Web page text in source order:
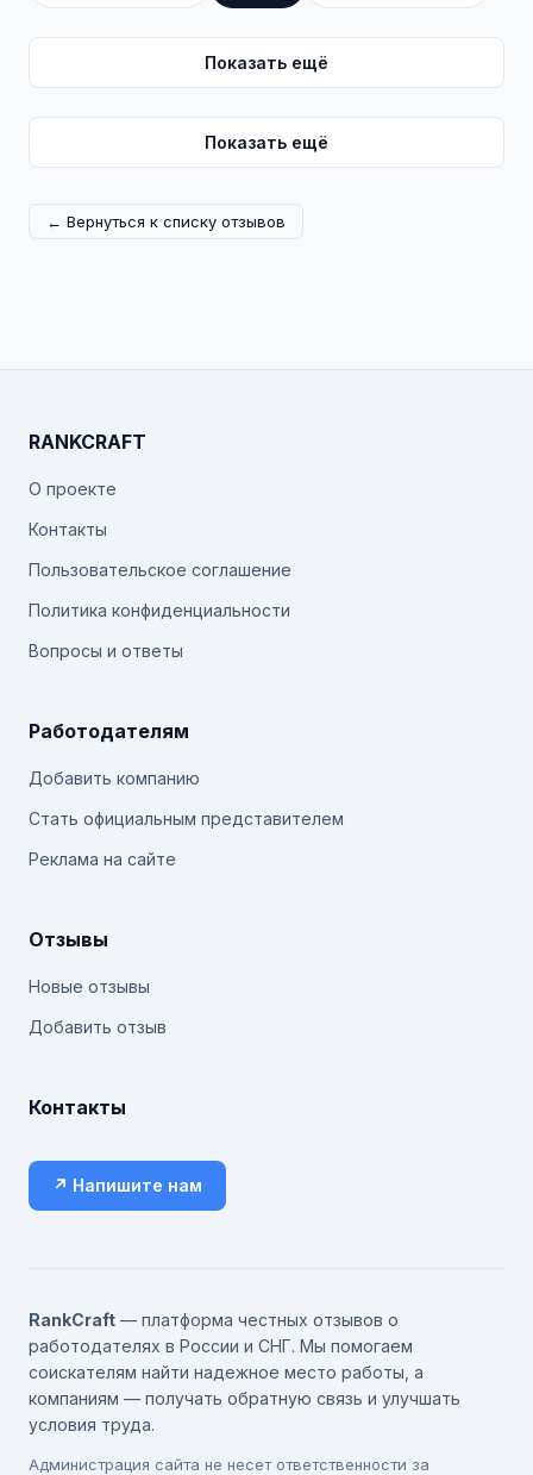
Показать ещё
Показать ещё
← Вернуться к списку отзывов
RANKCRAFT
О проекте
Контакты
Пользовательское соглашение
Политика конфиденциальности
Вопросы и ответы
Работодателям
Добавить компанию
Стать официальным представителем
Реклама на сайте
Отзывы
Новые отзывы
Добавить отзыв
Контакты
↗ Напишите нам
RankCraft — платформа честных отзывов о
работодателях в России и СНГ. Мы помогаем
соискателям найти надежное место работы, а
компаниям — получать обратную связь и улучшать
условия труда.
Администрация сайта не несет ответственности за